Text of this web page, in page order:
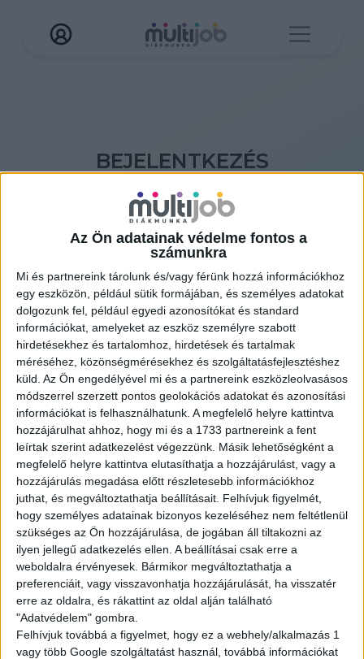
Az Ön adatainak védelme fontos a
számunkra
Mi és partnereink tárolunk és/vagy férünk hozzá információkhoz
egy eszközön, például sütik formájában, és személyes adatokat
dolgozunk fel, például egyedi azonosítókat és standard
információkat, amelyeket az eszköz személyre szabott
hirdetésekhez és tartalomhoz, hirdetések és tartalmak
méréséhez, közönségmérésekhez és szolgáltatásfejlesztéshez
küld. Az Ön engedélyével mi és a partnereink eszközleolvasásos
módszerrel szerzett pontos geolokációs adatokat és azonosítási
információkat is felhasználhatunk. A megfelelő helyre kattintva
hozzájárulhat ahhoz, hogy mi és a 1733 partnereink a fent
leírtak szerint adatkezelést végezzünk. Másik lehetőségként a
megfelelő helyre kattintva elutasíthatja a hozzájárulást, vagy a
hozzájárulás megadása előtt részletesebb információkhoz
juthat, és megváltoztathatja beállításait. Felhívjuk figyelmét,
hogy személyes adatainak bizonyos kezeléséhez nem feltétlenül
szükséges az Ön hozzájárulása, de jogában áll tiltakozni az
ilyen jellegű adatkezelés ellen. A beállításai csak erre a
weboldalra érvényesek. Bármikor megváltoztathatja a
preferenciáit, vagy visszavonhatja hozzájárulását, ha visszatér
erre az oldalra, és rákattint az oldal alján található
"Adatvédelem" gombra.
Felhívjuk továbbá a figyelmet, hogy ez a webhely/alkalmazás 1
vagy több Google szolgáltatást használ, továbbá információkat
BEJELENTKEZÉS
További funkciók eléréséhez jelentkezz be Multi
Job fiókodba!
Ha még nincs fiókod, akkoritt tudsz létrehozni
BEJELENTKEZÉS
ÚJ FIÓK
Elfelejtetted a jelszavad?